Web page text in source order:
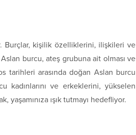
Burçlar, kişilik özelliklerini, ilişkileri ve
burcu, ateş grubuna ait olması ve
tarihleri arasında doğan Aslan burcu
kadınlarını ve erkeklerini, yükselen
yaşamınıza ışık tutmayı hedefliyor.